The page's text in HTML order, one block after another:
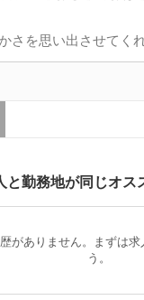
さを思い出させてく
と勤務地が同じオス
がありません。まずは求
う。